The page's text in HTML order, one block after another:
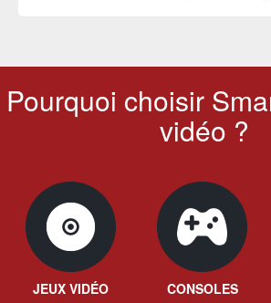
Pourquoi choisir
vidéo ?
JEUX VIDÉO CONSOLES